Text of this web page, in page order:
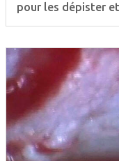
pour les dépister